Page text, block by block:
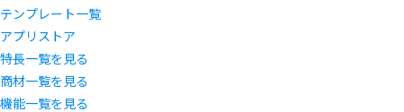
テンプレート一覧
アプリストア
特長一覧を見る
商材一覧を見る
機能一覧を見る